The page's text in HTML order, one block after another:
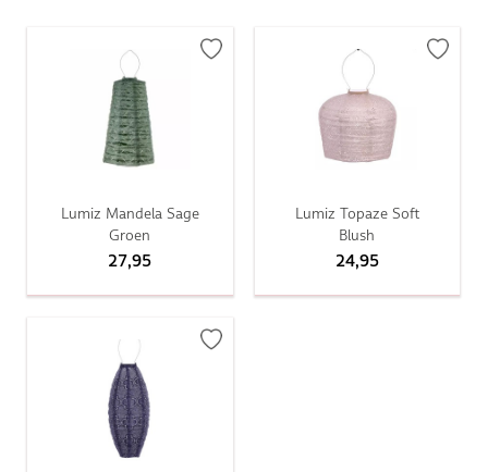
Lumiz Mandela Sage
Groen
27,95
Lumiz Topaze Soft
Blush
24,95